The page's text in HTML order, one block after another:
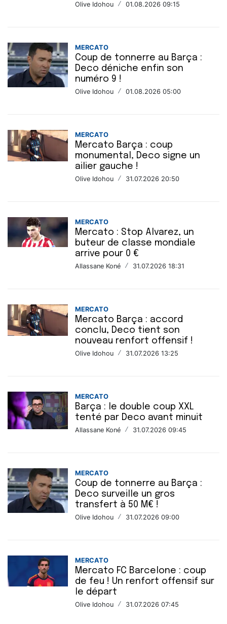
Olive Idohou / 01.08.2026 09:15
MERCATO
Coup de tonnerre au Barça :
Deco déniche enfin son
numéro 9 !
Olive Idohou / 01.08.2026 05:00
MERCATO
Mercato Barça : coup
monumental, Deco signe un
ailier gauche !
Olive Idohou / 31.07.2026 20:50
MERCATO
Mercato : Stop Alvarez, un
buteur de classe mondiale
arrive pour 0 €
Allassane Koné / 31.07.2026 18:31
MERCATO
Mercato Barça : accord
conclu, Deco tient son
nouveau renfort offensif !
Olive Idohou / 31.07.2026 13:25
MERCATO
Barça : le double coup XXL
tenté par Deco avant minuit
Allassane Koné / 31.07.2026 09:45
MERCATO
Coup de tonnerre au Barça :
Deco surveille un gros
transfert à 50 M€ !
Olive Idohou / 31.07.2026 09:00
MERCATO
Mercato FC Barcelone : coup
de feu ! Un renfort offensif sur
le départ
Olive Idohou / 31.07.2026 07:45